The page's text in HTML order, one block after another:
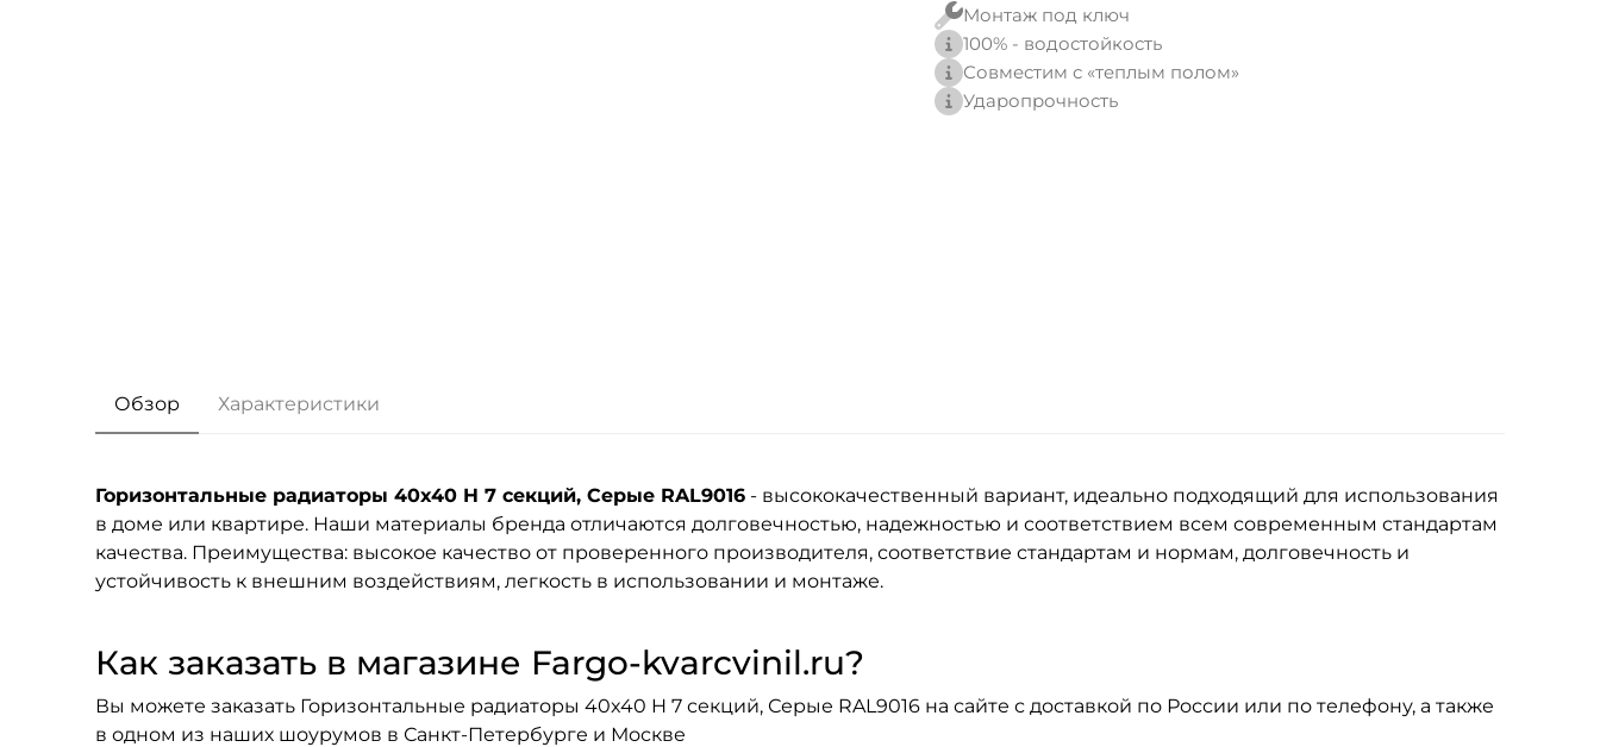
Монтаж под ключ
100% - водостойкость
Совместим с «теплым полом»
Ударопрочность
Обзор Характеристики
Горизонтальные радиаторы 40x40 H 7 секций, Серые RAL9016 - высококачественный вариант, идеально подходящий для использования
в доме или квартире. Наши материалы бренда отличаются долговечностью, надежностью и соответствием всем современным стандартам
качества. Преимущества: высокое качество от проверенного производителя, соответствие стандартам и нормам, долговечность и
устойчивость к внешним воздействиям, легкость в использовании и монтаже.
Как заказать в магазине Fargo-kvarcvinil.ru?
Вы можете заказать Горизонтальные радиаторы 40x40 H 7 секций, Серые RAL9016 на сайте с доставкой по России или по телефону, а также
в одном из наших шоурумов в Санкт-Петербурге и Москве